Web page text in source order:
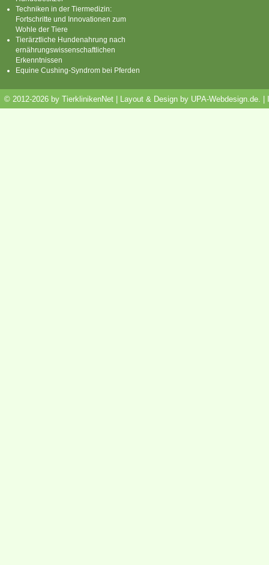
Techniken in der Tiermedizin:
Fortschritte und Innovationen zum
Wohle der Tiere
Tierärztliche Hundenahrung nach
ernährungswissenschaftlichen
Erkenntnissen
Equine Cushing-Syndrom bei Pferden
© 2012-2026 by TierklinikenNet | Layout & Design by UPA-Webdesign.de.